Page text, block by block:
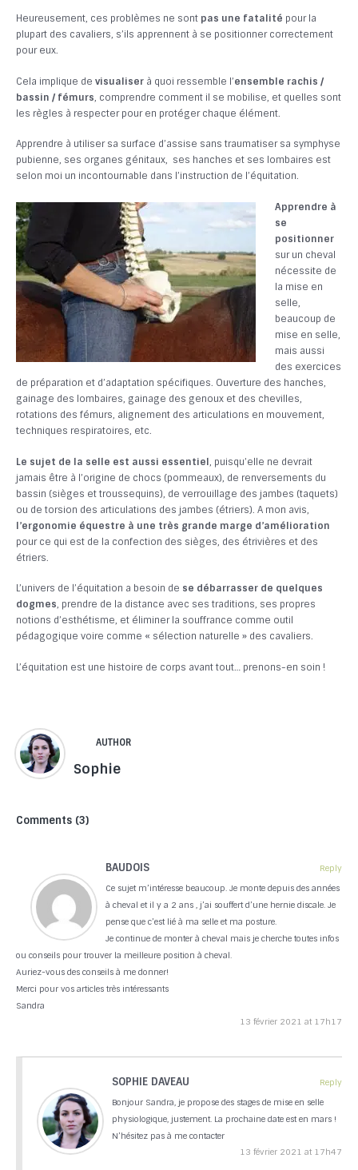
Heureusement, ces problèmes ne sont pas une fatalité pour la
plupart des cavaliers, s’ils apprennent à se positionner correctement
pour eux.
Cela implique de visualiser à quoi ressemble l’ensemble rachis /
bassin / fémurs, comprendre comment il se mobilise, et quelles sont
les règles à respecter pour en protéger chaque élément.
Apprendre à utiliser sa surface d’assise sans traumatiser sa symphyse
pubienne, ses organes génitaux, ses hanches et ses lombaires est
selon moi un incontournable dans l’instruction de l’équitation.
Apprendre à
se
positionner
sur un cheval
nécessite de
la mise en
selle,
beaucoup de
mise en selle,
mais aussi
des exercices
de préparation et d’adaptation spécifiques. Ouverture des hanches,
gainage des lombaires, gainage des genoux et des chevilles,
rotations des fémurs, alignement des articulations en mouvement,
techniques respiratoires, etc.
Le sujet de la selle est aussi essentiel, puisqu’elle ne devrait
jamais être à l’origine de chocs (pommeaux), de renversements du
bassin (sièges et troussequins), de verrouillage des jambes (taquets)
ou de torsion des articulations des jambes (étriers). A mon avis,
l’ergonomie équestre à une très grande marge d’amélioration
pour ce qui est de la confection des sièges, des étrivières et des
étriers.
L’univers de l’équitation a besoin de se débarrasser de quelques
dogmes, prendre de la distance avec ses traditions, ses propres
notions d’esthétisme, et éliminer la souffrance comme outil
pédagogique voire comme « sélection naturelle » des cavaliers.
L’équitation est une histoire de corps avant tout… prenons-en soin !
AUTHOR
Sophie
Comments (3)
BAUDOIS
Reply
Ce sujet m’intéresse beaucoup. Je monte depuis des années
à cheval et il y a 2 ans , j’ai souffert d’une hernie discale. Je
pense que c’est lié à ma selle et ma posture.
Je continue de monter à cheval mais je cherche toutes infos
ou conseils pour trouver la meilleure position à cheval.
Auriez-vous des conseils à me donner!
Merci pour vos articles très intéressants
Sandra
13 février 2021 at 17h17
SOPHIE DAVEAU
Reply
Bonjour Sandra, je propose des stages de mise en selle
physiologique, justement. La prochaine date est en mars !
N’hésitez pas à me contacter
13 février 2021 at 17h47